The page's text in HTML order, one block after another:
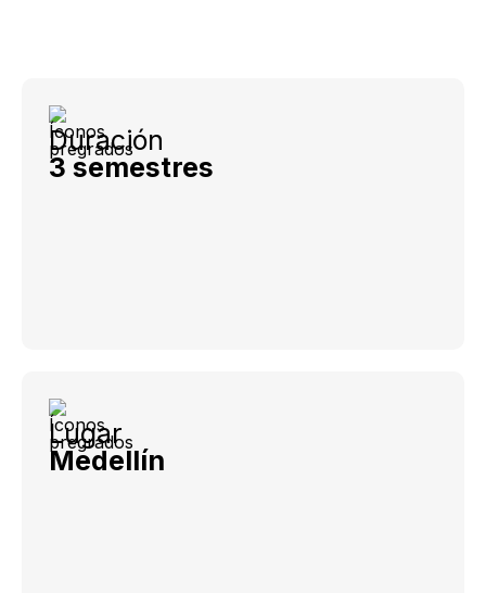
Duración
3 semestres
Lugar
Medellín